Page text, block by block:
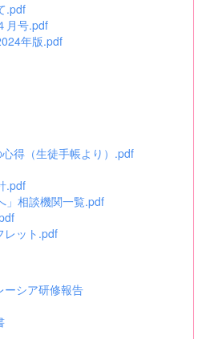
.pdf
月号.pdf
年版.pdf
得（生徒手帳より）.pdf
.pdf
」相談機関一覧.pdf
レット.pdf
ーシア研修報告